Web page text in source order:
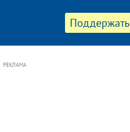
Поддержать
РЕКЛАМА